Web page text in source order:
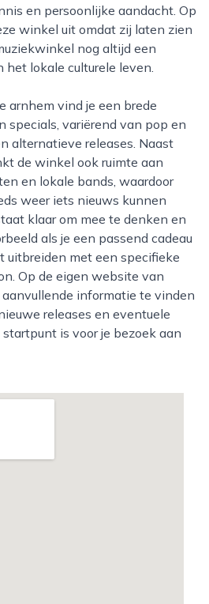
en persoonlijke aandacht. Op
winkel uit omdat zij laten zien
nog altijd een
het lokale culturele leven.
specials, variërend van pop en
alternatieve releases. Naast
de winkel ook ruimte aan
en lokale bands, waardoor
weer iets nieuws kunnen
klaar om mee te denken en
als je een passend cadeau
uitbreiden met een specifieke
Op de eigen website van
informatie te vinden
releases en eventuele
is voor je bezoek aan